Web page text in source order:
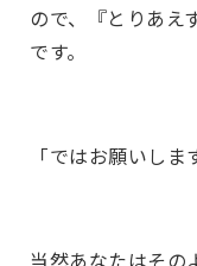
ので、『とりあえ
です。
「ではお願いしま
当然あなたはその